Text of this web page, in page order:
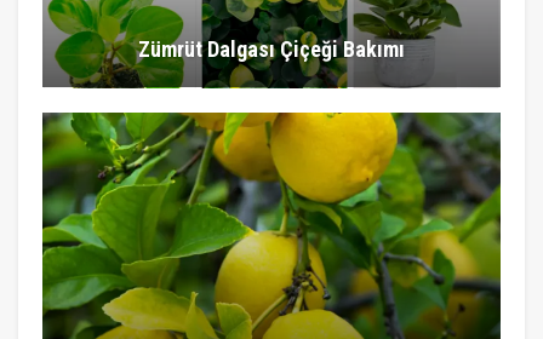
Zümrüt Dalgası Çiçeği Bakımı